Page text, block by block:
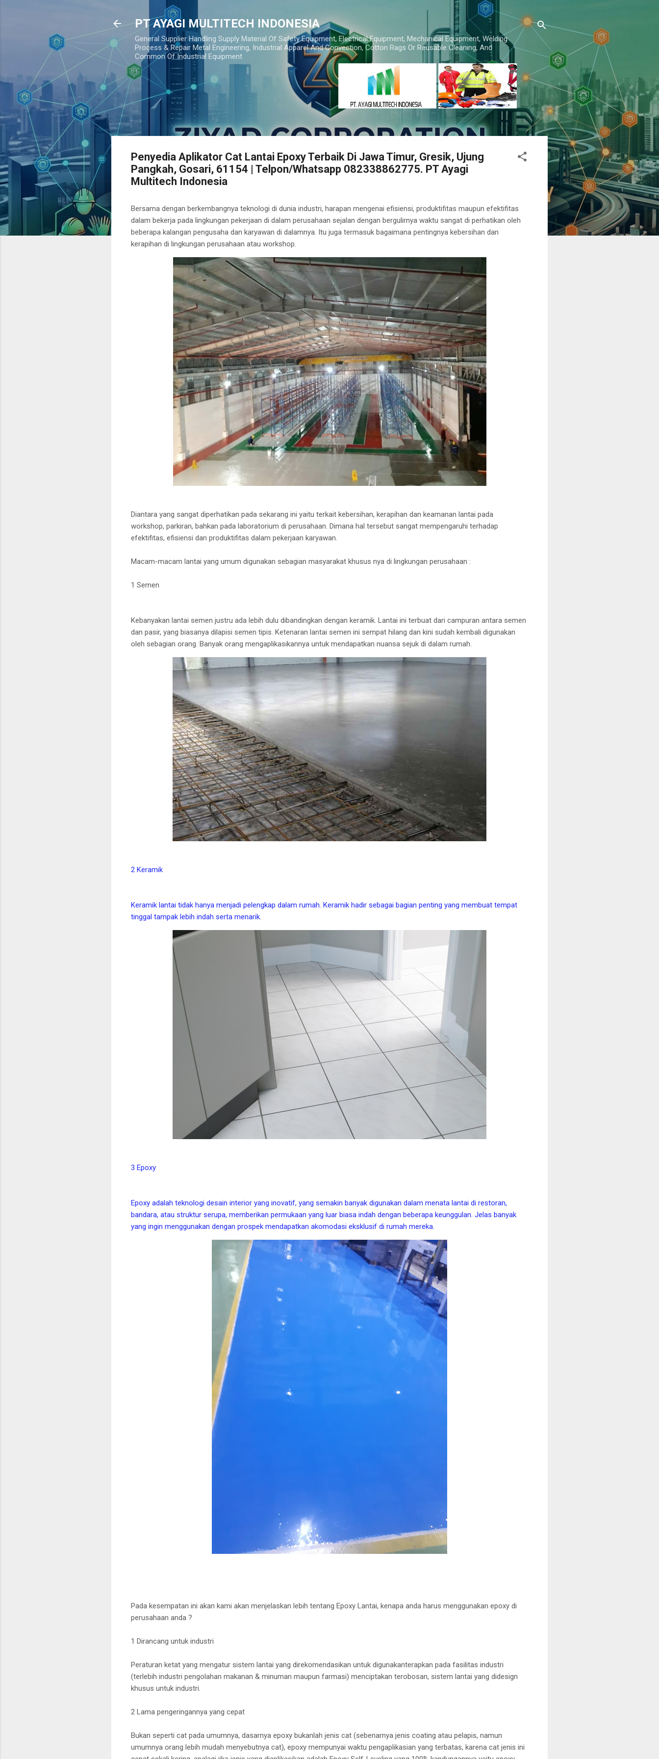
PT AYAGI MULTITECH INDONESIA
General Supplier Handling Supply Material Of Safety Equipment, Electrical Equipment, Mechanical Equipment, Welding
Process & Repair Metal Engineering, Industrial Apparel And Convection, Cotton Rags Or Reusable Cleaning, And
Common Of Industrial Equipment
Penyedia Aplikator Cat Lantai Epoxy Terbaik Di Jawa Timur, Gresik, Ujung
Pangkah, Gosari, 61154 | Telpon/Whatsapp 082338862775. PT Ayagi
Multitech Indonesia
Bersama dengan berkembangnya teknologi di dunia industri, harapan mengenai efisiensi, produktifitas maupun efektifitas
dalam bekerja pada lingkungan pekerjaan di dalam perusahaan sejalan dengan bergulirnya waktu sangat di perhatikan oleh
beberapa kalangan pengusaha dan karyawan di dalamnya. Itu juga termasuk bagaimana pentingnya kebersihan dan
kerapihan di lingkungan perusahaan atau workshop.
Diantara yang sangat diperhatikan pada sekarang ini yaitu terkait kebersihan, kerapihan dan keamanan lantai pada
workshop, parkiran, bahkan pada laboratorium di perusahaan. Dimana hal tersebut sangat mempengaruhi terhadap
efektifitas, efisiensi dan produktifitas dalam pekerjaan karyawan.
Macam-macam lantai yang umum digunakan sebagian masyarakat khusus nya di lingkungan perusahaan :
1 Semen
Kebanyakan lantai semen justru ada lebih dulu dibandingkan dengan keramik. Lantai ini terbuat dari campuran antara semen
dan pasir, yang biasanya dilapisi semen tipis. Ketenaran lantai semen ini sempat hilang dan kini sudah kembali digunakan
oleh sebagian orang. Banyak orang mengaplikasikannya untuk mendapatkan nuansa sejuk di dalam rumah.
2 Keramik
Keramik lantai tidak hanya menjadi pelengkap dalam rumah. Keramik hadir sebagai bagian penting yang membuat tempat
tinggal tampak lebih indah serta menarik.
3 Epoxy
Epoxy adalah teknologi desain interior yang inovatif, yang semakin banyak digunakan dalam menata lantai di restoran,
bandara, atau struktur serupa, memberikan permukaan yang luar biasa indah dengan beberapa keunggulan. Jelas banyak
yang ingin menggunakan dengan prospek mendapatkan akomodasi eksklusif di rumah mereka.
Pada kesempatan ini akan kami akan menjelaskan lebih tentang Epoxy Lantai, kenapa anda harus menggunakan epoxy di
perusahaan anda ?
1 Dirancang untuk industri
Peraturan ketat yang mengatur sistem lantai yang direkomendasikan untuk digunakanterapkan pada fasilitas industri
(terlebih industri pengolahan makanan & minuman maupun farmasi) menciptakan terobosan, sistem lantai yang didesign
khusus untuk industri.
2 Lama pengeringannya yang cepat
Bukan seperti cat pada umumnya, dasarnya epoxy bukanlah jenis cat (sebenarnya jenis coating atau pelapis, namun
umumnya orang lebih mudah menyebutnya cat), epoxy mempunyai waktu pengaplikasian yang terbatas, karena cat jenis ini